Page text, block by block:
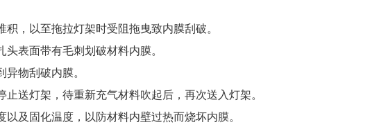
，以至拖拉灯架时受阻拖曳致内膜刮破。
表面带有毛刺划破材料内膜。
物刮破内膜。
送灯架，待重新充气材料吹起后，再次送入灯架。
及固化温度，以防材料内壁过热而烧坏内膜。